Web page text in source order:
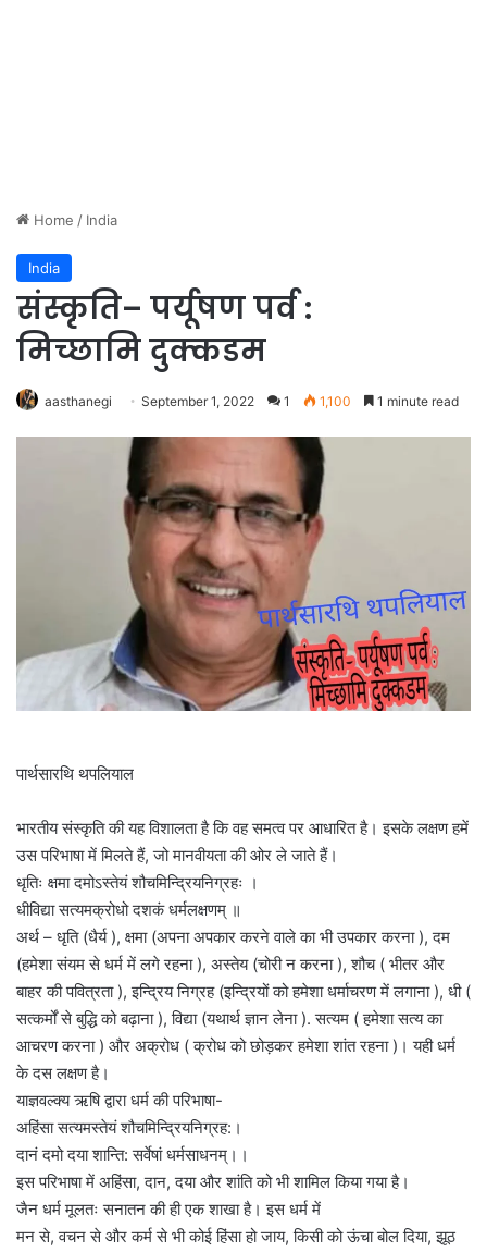
Home / India
India
संस्कृति– पर्यूषण पर्व :
मिच्छामि दुक्कडम
aasthanegi September 1, 2022 1 1,100 1 minute read
पार्थसारथि थपलियाल
भारतीय संस्कृति की यह विशालता है कि वह समत्व पर आधारित है। इसके लक्षण हमें
उस परिभाषा में मिलते हैं, जो मानवीयता की ओर ले जाते हैं।
धृतिः क्षमा दमोऽस्तेयं शौचमिन्द्रियनिग्रहः ।
धीविद्या सत्यमक्रोधो दशकं धर्मलक्षणम् ॥
अर्थ – धृति (धैर्य ), क्षमा (अपना अपकार करने वाले का भी उपकार करना ), दम
(हमेशा संयम से धर्म में लगे रहना ), अस्तेय (चोरी न करना ), शौच ( भीतर और
बाहर की पवित्रता ), इन्द्रिय निग्रह (इन्द्रियों को हमेशा धर्माचरण में लगाना ), धी (
सत्कर्मों से बुद्धि को बढ़ाना ), विद्या (यथार्थ ज्ञान लेना ). सत्यम ( हमेशा सत्य का
आचरण करना ) और अक्रोध ( क्रोध को छोड़कर हमेशा शांत रहना )। यही धर्म
के दस लक्षण है।
याज्ञवल्क्य ऋषि द्वारा धर्म की परिभाषा-
अहिंसा सत्‍यमस्‍तेयं शौचमिन्‍द्रियनिग्रह:।
दानं दमो दया शान्‍ति: सर्वेषां धर्मसाधनम्‌।।
इस परिभाषा में अहिंसा, दान, दया और शांति को भी शामिल किया गया है।
जैन धर्म मूलतः सनातन की ही एक शाखा है। इस धर्म में
मन से, वचन से और कर्म से भी कोई हिंसा हो जाय, किसी को ऊंचा बोल दिया, झूठ